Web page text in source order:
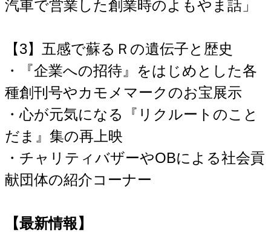
汽車で営業した創業時のよもやま話」
【3】五感で蘇るＲの遺伝子と歴史
・『企業への招待』をはじめとした各
種創刊号やカモメマークのお宝展示
・心が元気になる『リクルートのこと
だま』集の再上映
・チャリティバザーやOBによる社会貢
献団体の紹介コーナー
【最新情報】